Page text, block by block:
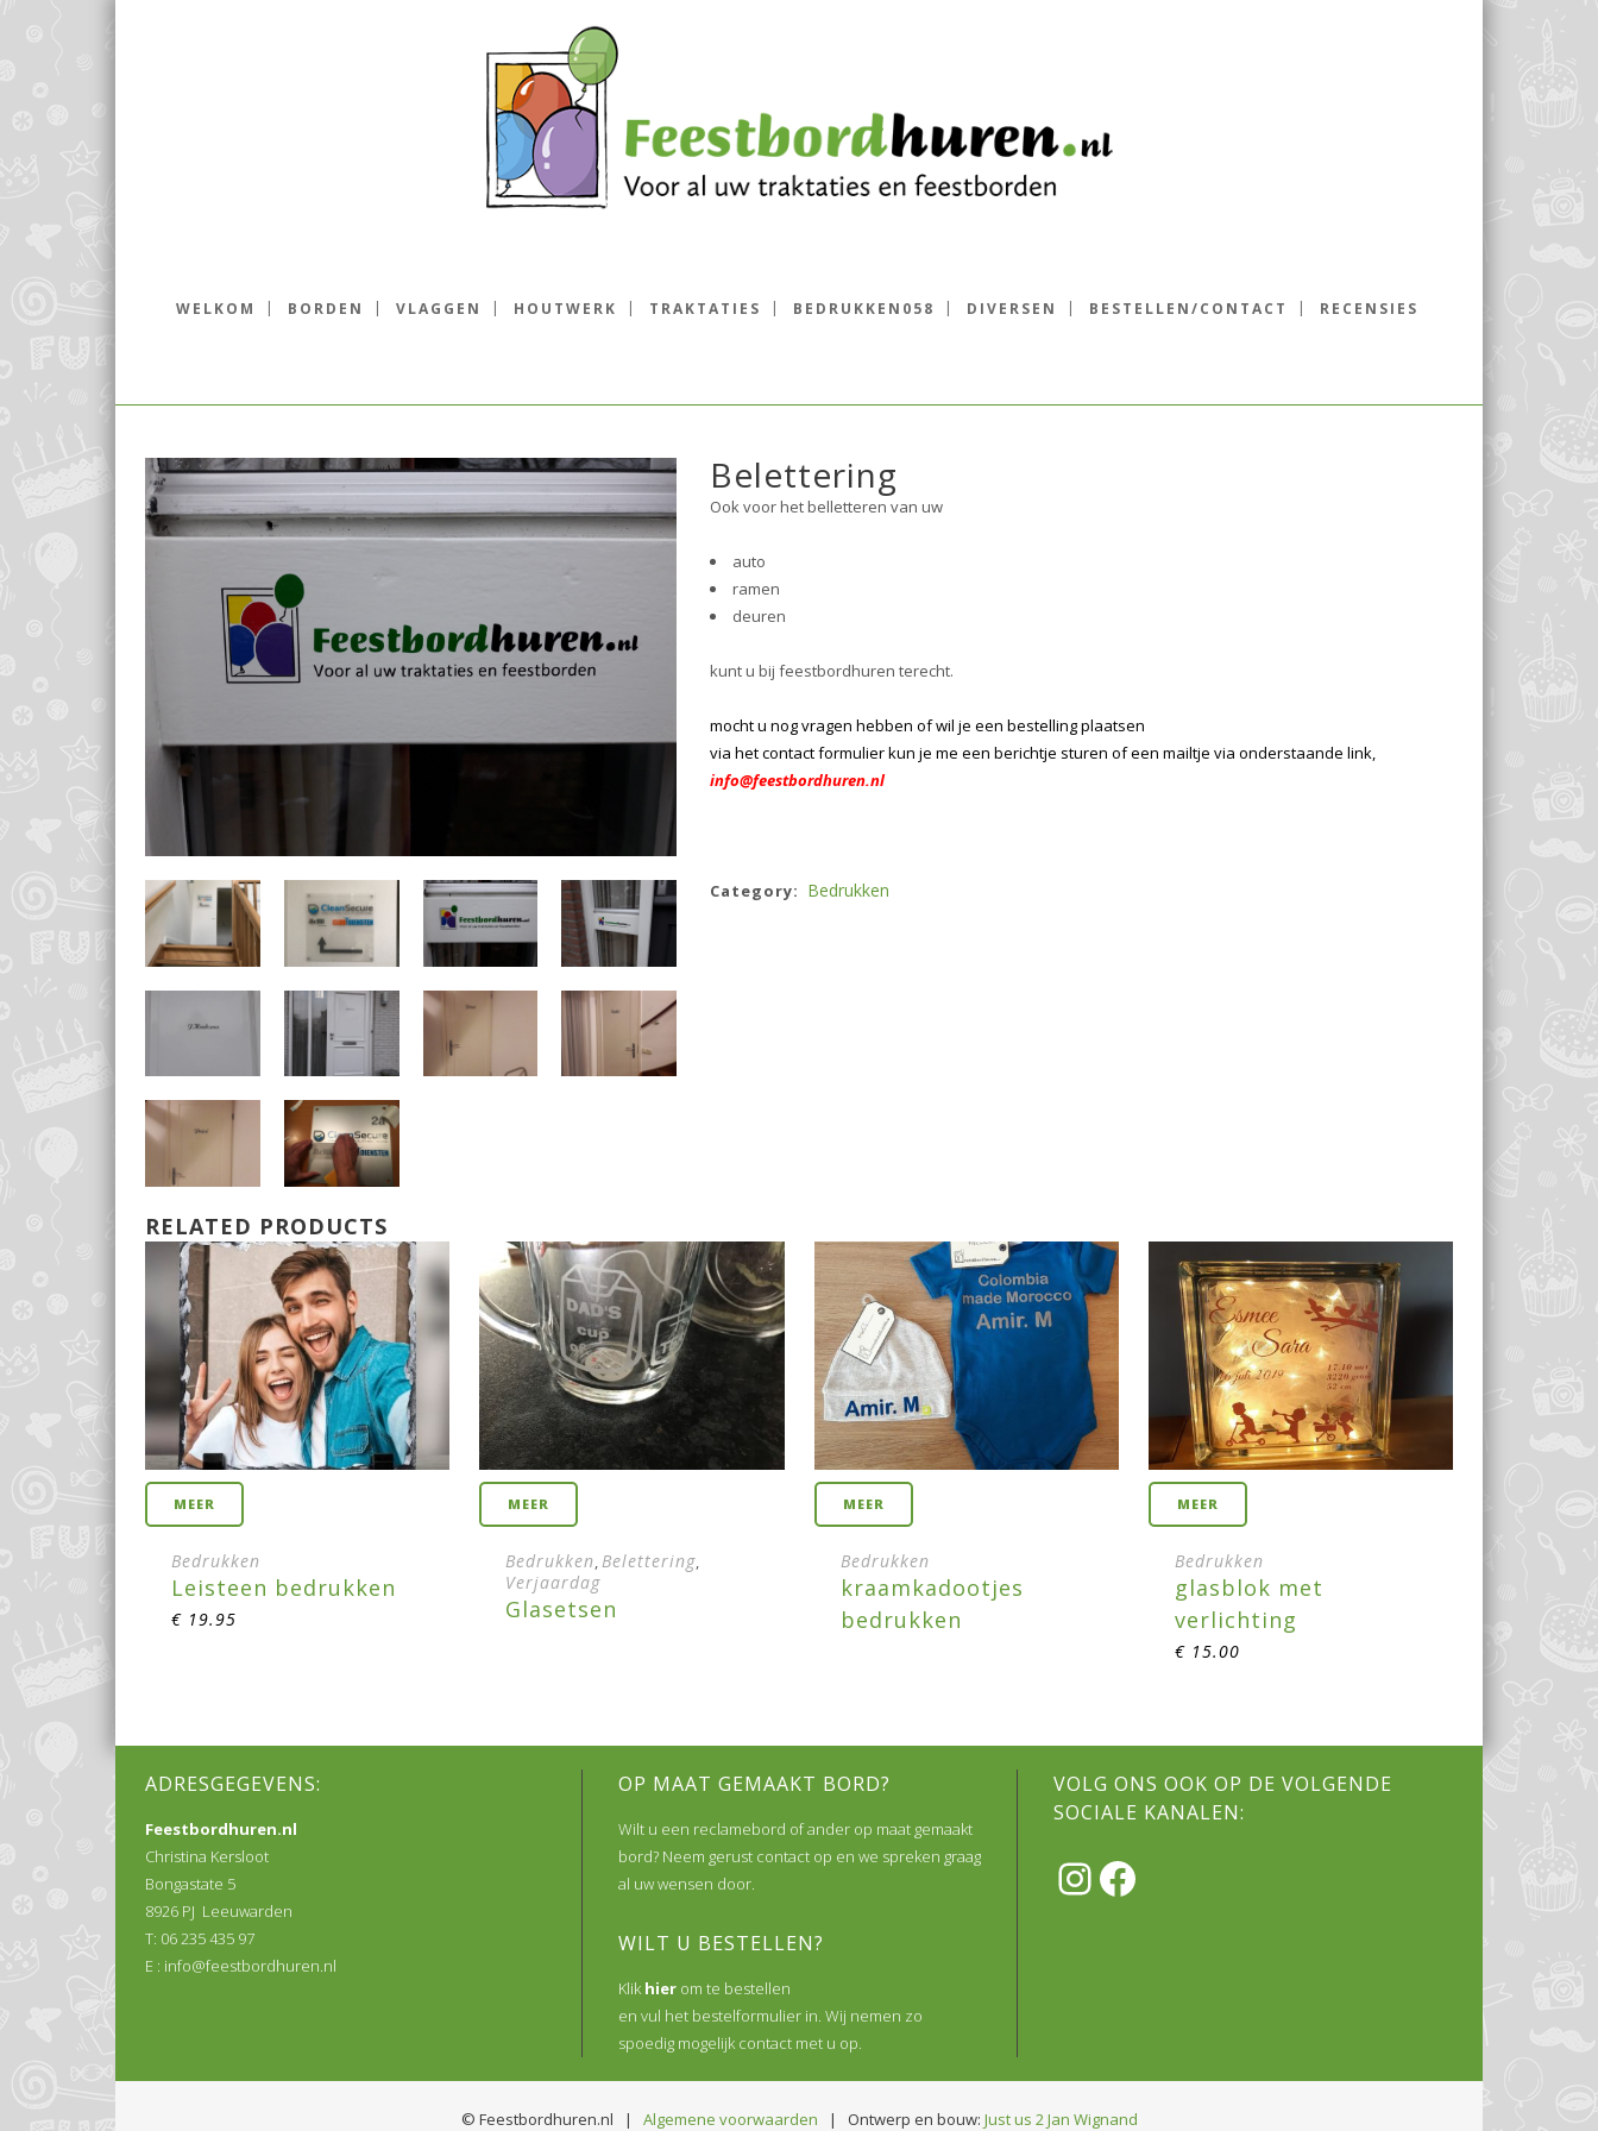
WELKOM BORDEN VLAGGEN HOUTWERK TRAKTATIES BEDRUKKEN058 DIVERSEN BESTELLEN/CONTACT RECENSIES
Belettering
Ook voor het belletteren van uw
auto
ramen
deuren
kunt u bij feestbordhuren terecht.
mocht u nog vragen hebben of wil je een bestelling plaatsen
via het contact formulier kun je me een berichtje sturen of een mailtje via onderstaande link,
info@feestbordhuren.nl
Category: Bedrukken
RELATED PRODUCTS
MEER
Bedrukken
Leisteen bedrukken
€ 19.95
MEER
Bedrukken,Belettering,
Verjaardag
Glasetsen
MEER
Bedrukken
kraamkadootjes
bedrukken
MEER
Bedrukken
glasblok met
verlichting
€15.00
ADRESGEGEVENS:
Feestbordhuren.nl
Christina Kersloot
Bongastate 5
8926 PJ Leeuwarden
T: 06 235 435 97
E : info@feestbordhuren.nl
OP MAAT GEMAAKT BORD?
Wilt u een reclamebord of ander op maat gemaakt
bord? Neem gerust contact op en we spreken graag
al uw wensen door.
WILT U BESTELLEN?
Klik hierom te bestellen
en vul het bestelformulier in. Wij nemen zo
spoedig mogelijk contact met u op.
VOLG ONS OOK OP DE VOLGENDE
SOCIALE KANALEN:
Instagram
Facebook
© Feestbordhuren.nl | Algemene voorwaarden | Ontwerp en bouw: Just us 2Jan Wignand